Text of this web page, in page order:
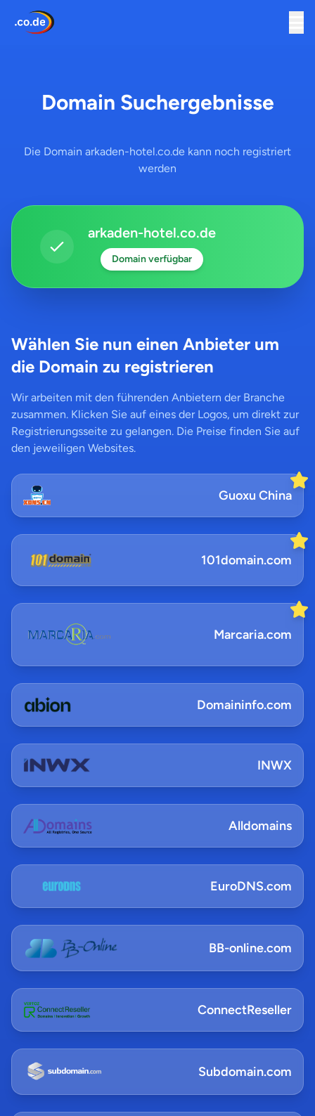
Domain Suchergebnisse
Die Domain arkaden-hotel.co.de kann noch registriert
werden
arkaden-hotel.co.de
Domain verfügbar
Wählen Sie nun einen Anbieter um
die Domain zu registrieren
Wir arbeiten mit den führenden Anbietern der Branche
zusammen. Klicken Sie auf eines der Logos, um direkt zur
Registrierungsseite zu gelangen. Die Preise finden Sie auf
den jeweiligen Websites.
Guoxu China
101domain.com
Marcaria.com
Domaininfo.com
INWX
Alldomains
EuroDNS.com
BB-online.com
ConnectReseller
Subdomain.com